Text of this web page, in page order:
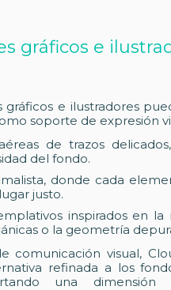
gráficos e
gráficos e ilustradores
soporte de expresión
de trazos
del fondo.
donde cada
justo.
inspirados en la
o la geometría
comunicación visual,
refinada a los
una dimensión